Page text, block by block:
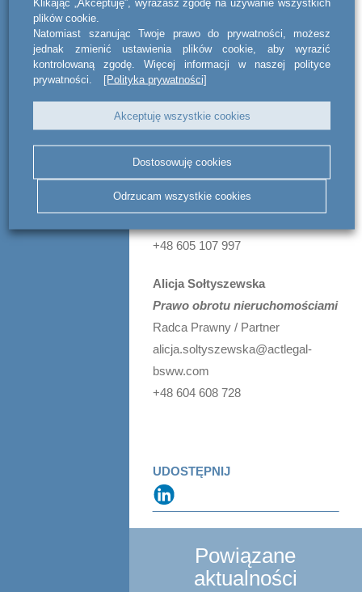
Prawo pracy
Radca Prawny / Of Counsel
ewa.bieniak@actlegal-bsww.com
+48 691 951 285
Marta Kosiedowska
/ Prawo spółek
Radca Prawny / Partner
marta.kosiedowska@actlegal-
+48 605 107 997
Alicja Sołtyszewska
Prawo obrotu nieruchomościami
Radca Prawny / Partner
alicja.soltyszewska@actlegal-
bsww.com
+48 604 608 728
UDOSTĘPNIJ
Powiązane
aktualności
Klikając „Akceptuję”, wyrażasz zgodę na używanie wszystkich
plików cookie.
Natomiast szanując Twoje prawo do prywatności, możesz
jednak zmienić ustawienia plików cookie, aby wyrazić
kontrolowaną zgodę. Więcej informacji w naszej polityce
prywatności.
[Polityka prywatności]
Akceptuję wszystkie cookies
Dostosowuję cookies
Odrzucam wszystkie cookies